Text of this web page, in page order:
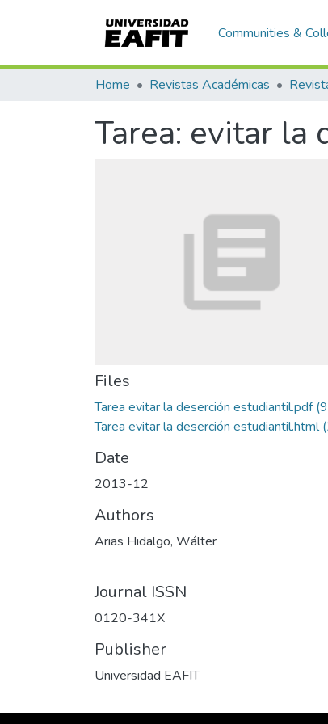
Communities &
Home Revistas Académicas
Tarea: evitar la
Files
Tarea evitar la deserción estudiantil.pdf
Tarea evitar la deserción estudiantil.html
Date
2013-12
Authors
Arias Hidalgo, Wálter
Journal ISSN
0120-341X
Publisher
Universidad EAFIT